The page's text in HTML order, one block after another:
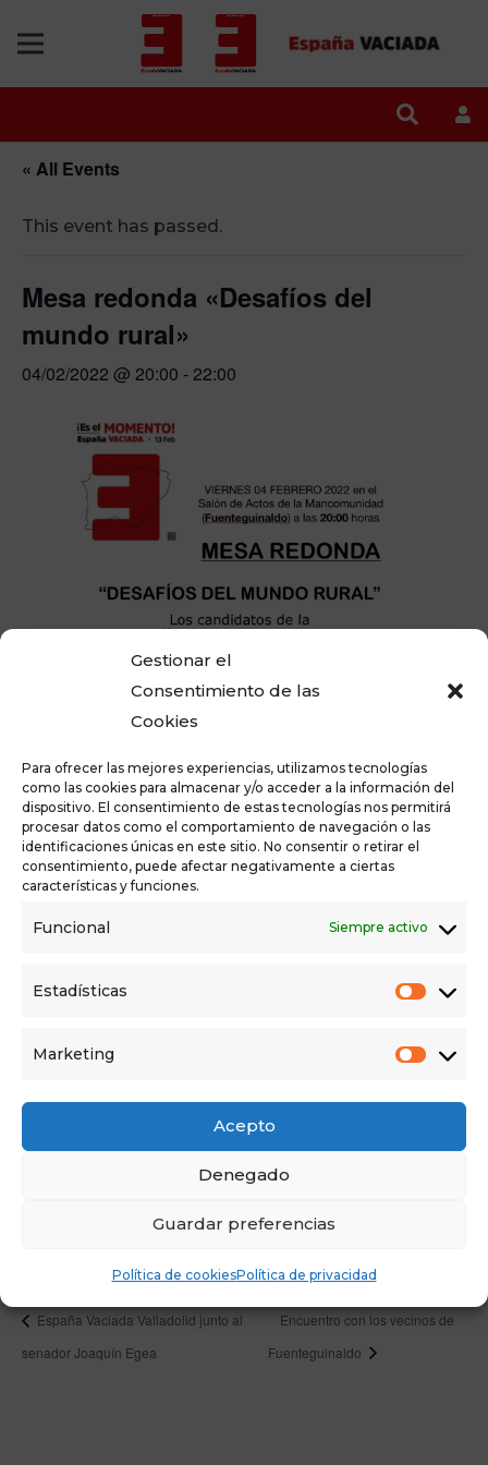
Gestionar el
Consentimiento de las
Cookies
Para ofrecer las mejores experiencias, utilizamos tecnologías
como las cookies para almacenar y/o acceder a la información del
dispositivo. El consentimiento de estas tecnologías nos permitirá
procesar datos como el comportamiento de navegación o las
identificaciones únicas en este sitio. No consentir o retirar el
consentimiento, puede afectar negativamente a ciertas
características y funciones.
Funcional Siempre activo
Estadísticas
Marketing
Acepto
Denegado
Guardar preferencias
Política de cookiesPolítica de privacidad
« All Events
This event has passed.
Mesa redonda «Desafíos del
mundo rural»
04/02/2022 @ 20:00 -22:00
Viernes 4 de febrero, 20.00 horas, Fuenteguinaldo, salón
de actos de la Mancomunidad. Mesa redonda «Los
desafíos del mundo rural», con los candidatos de España
Vaciada Salamanca, Verónica Santos, Carlos Lanchas y
+ Agregar a iCalendar
04/02/2022
España Vaciada Valladolid junto al
senador Joaquín Egea
Encuentro con los vecinos de
Fuenteguinaldo